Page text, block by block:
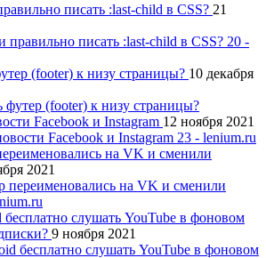
писать :last-child в CSS? 21
(footer) к низу страницы? 10 декабря
Facebook и Instagram 12 ноября 2021
на VK и сменили
2021
слушать YouTube в фоновом
9 ноября 2021